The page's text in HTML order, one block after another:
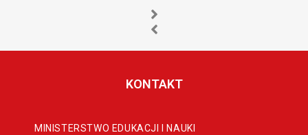
KONTAKT
MINISTERSTWO EDUKACJI I NAUKI